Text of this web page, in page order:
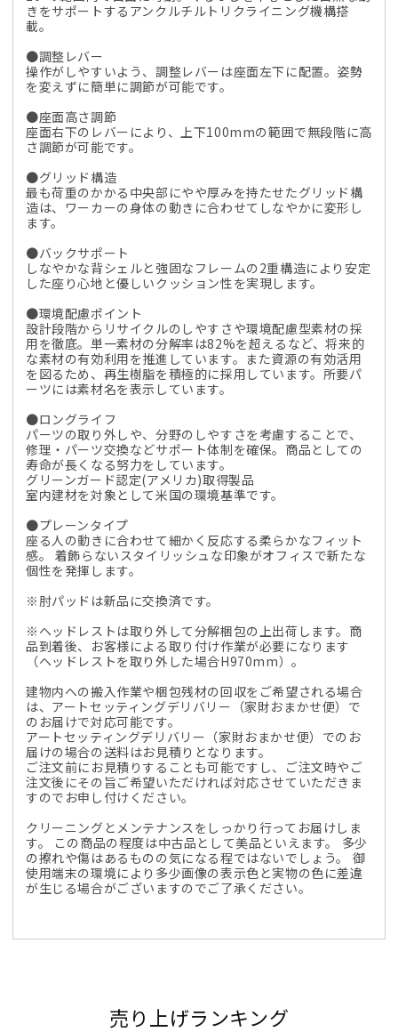
古
オ
フ
ィ
ス
家
具】
の
数
量
を
ら
す
古
ィ
ス
具】
の
量
を
や
す
きをサポートするアンクルチルトリクライニング機構搭
載。
●調整レバー
操作がしやすいよう、調整レバーは座面左下に配置。姿勢
を変えずに簡単に調節が可能です。
●座面高さ調節
座面右下のレバーにより、上下100mmの範囲で無段階に高
さ調節が可能です。
●グリッド構造
最も荷重のかかる中央部にやや厚みを持たせたグリッド構
造は、ワーカーの身体の動きに合わせてしなやかに変形し
ます。
●バックサポート
しなやかな背シェルと強固なフレームの2重構造により安定
した座り心地と優しいクッション性を実現します。
●環境配慮ポイント
設計段階からリサイクルのしやすさや環境配慮型素材の採
用を徹底。単一素材の分解率は82%を超えるなど、将来的
な素材の有効利用を推進しています。また資源の有効活用
を図るため、再生樹脂を積極的に採用しています。所要パ
ーツには素材名を表示しています。
●ロングライフ
パーツの取り外しや、分野のしやすさを考慮することで、
修理・パーツ交換などサポート体制を確保。商品としての
寿命が長くなる努力をしています。
グリーンガード認定(アメリカ)取得製品
室内建材を対象として米国の環境基準です。
●プレーンタイプ
座る人の動きに合わせて細かく反応する柔らかなフィット
感。 着飾らないスタイリッシュな印象がオフィスで新たな
個性を発揮します。
※肘パッドは新品に交換済です。
※ヘッドレストは取り外して分解梱包の上出荷します。商
品到着後、お客様による取り付け作業が必要になります
（ヘッドレストを取り外した場合H970mm）。
建物内への搬入作業や梱包残材の回収をご希望される場合
は、アートセッティングデリバリー（家財おまかせ便）で
のお届けで対応可能です。
アートセッティングデリバリー（家財おまかせ便）でのお
届けの場合の送料はお見積りとなります。
ご注文前にお見積りすることも可能ですし、ご注文時やご
注文後にその旨ご希望いただければ対応させていただきま
すのでお申し付けください。
クリーニングとメンテナンスをしっかり行ってお届けしま
す。 この商品の程度は中古品として美品といえます。 多少
の擦れや傷はあるものの気になる程ではないでしょう。 御
使用端末の環境により多少画像の表示色と実物の色に差違
が生じる場合がございますのでご了承ください。
売り上げランキング